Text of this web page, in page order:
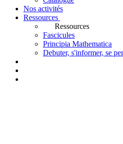
Nos activités
Ressources
Ressources
Fascicules
Principia Mathematica
Debuter, s'informer, se